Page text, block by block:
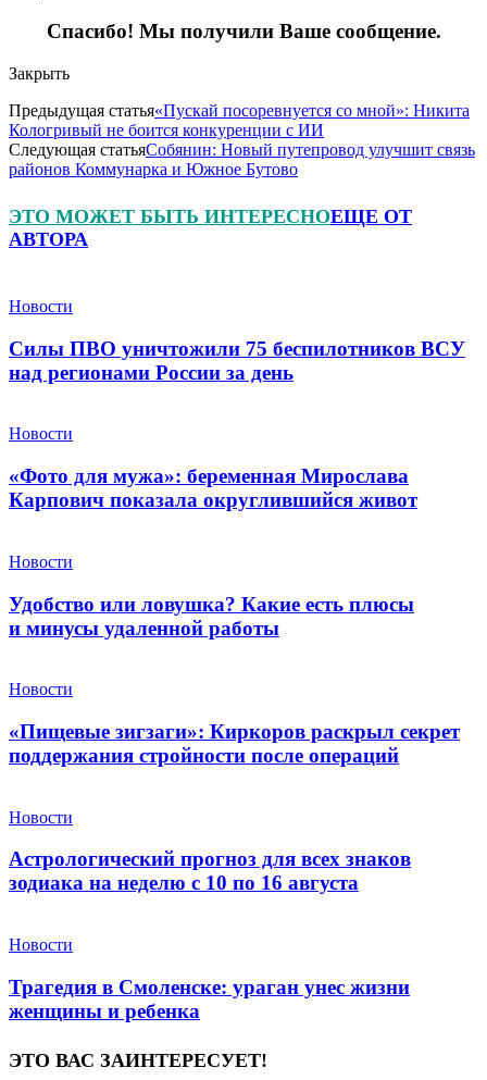
Спасибо! Мы получили Ваше сообщение.
Закрыть
Предыдущая статья«Пускай посоревнуется со мной»: Никита
Кологривый не боится конкуренции с ИИ
Следующая статьяСобянин: Новый путепровод улучшит связь
районов Коммунарка и Южное Бутово
ЭТО МОЖЕТ БЫТЬ ИНТЕРЕСНОЕЩЕ ОТ
АВТОРА
Новости
Силы ПВО уничтожили 75 беспилотников ВСУ
над регионами России за день
Новости
«Фото для мужа»: беременная Мирослава
Карпович показала округлившийся живот
Новости
Удобство или ловушка? Какие есть плюсы
и минусы удаленной работы
Новости
«Пищевые зигзаги»: Киркоров раскрыл секрет
поддержания стройности после операций
Новости
Астрологический прогноз для всех знаков
зодиака на неделю с 10 по 16 августа
Новости
Трагедия в Смоленске: ураган унес жизни
женщины и ребенка
ЭТО ВАС ЗАИНТЕРЕСУЕТ!